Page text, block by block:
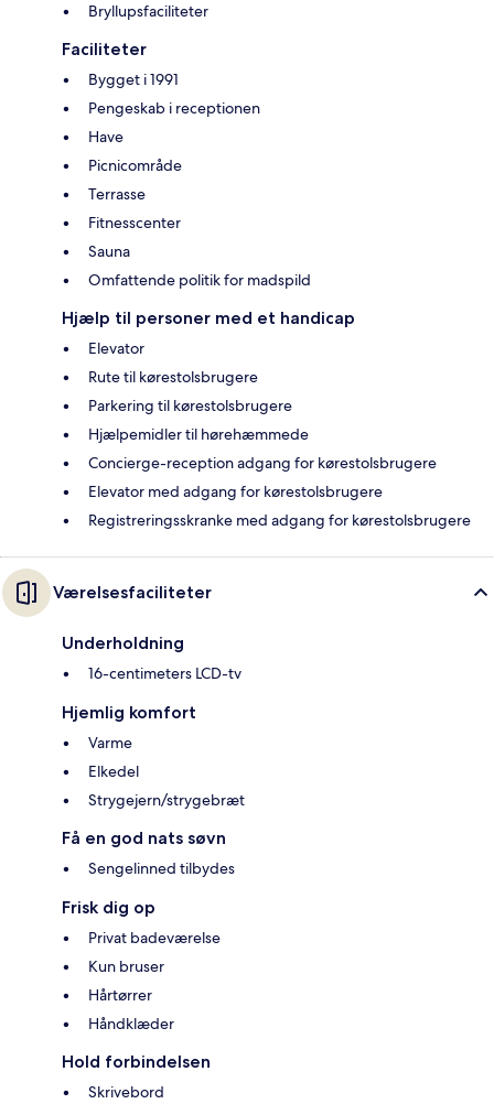
Bryllupsfaciliteter
Faciliteter
Bygget i 1991
Pengeskab i receptionen
Have
Picnicområde
Terrasse
Fitnesscenter
Sauna
Omfattende politik for madspild
Hjælp til personer med et handicap
Elevator
Rute til kørestolsbrugere
Parkering til kørestolsbrugere
Hjælpemidler til hørehæmmede
Concierge-reception adgang for kørestolsbrugere
Elevator med adgang for kørestolsbrugere
Registreringsskranke med adgang for kørestolsbrugere
Værelsesfaciliteter
Underholdning
16-centimeters LCD-tv
Hjemlig komfort
Varme
Elkedel
Strygejern/strygebræt
Få en god nats søvn
Sengelinned tilbydes
Frisk dig op
Privat badeværelse
Kun bruser
Hårtørrer
Håndklæder
Hold forbindelsen
Skrivebord